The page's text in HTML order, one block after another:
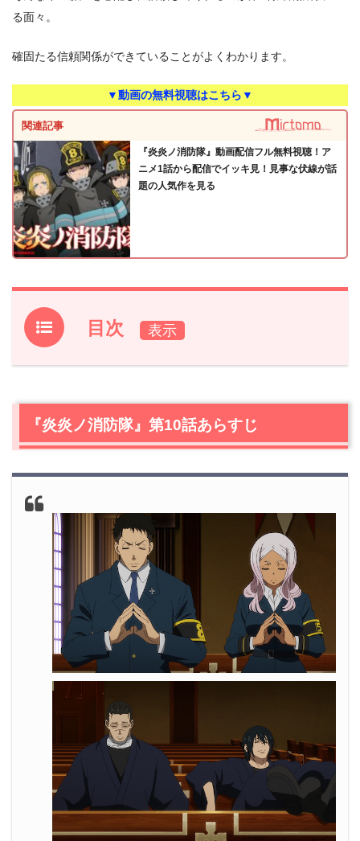
る面々。
確固たる信頼関係ができていることがよくわかります。
▼動画の無料視聴はこちら▼
関連記事
『炎炎ノ消防隊』動画配信フル無料視聴！ア
ニメ1話から配信でイッキ見！見事な伏線が話
題の人気作を見る
目次
1.『炎炎ノ消防隊』第10話あらすじ
2.1緊急大隊長会議を開くため、大隊長招集
2.2アドラバーストとは。森羅の弟はどこにいるのか
うか
3. 『炎炎ノ消防隊』第10話まとめ
『炎炎ノ消防隊』第10話あらすじ